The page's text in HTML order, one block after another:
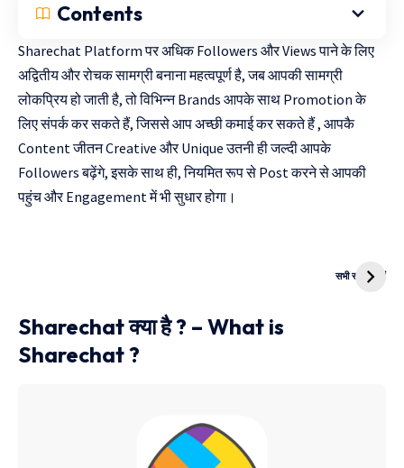
Contents
Sharechat Platform पर अधिक Followers और Views पाने के लिए
अद्वितीय और रोचक सामग्री बनाना महत्वपूर्ण है, जब आपकी सामग्री
लोकप्रिय हो जाती है, तो विभिन्न Brands आपके साथ Promotion के
लिए संपर्क कर सकते हैं, जिससे आप अच्छी कमाई कर सकते हैं , आपकै
Content जीतन Creative और Unique उतनी ही जल्दी आपके
Followers बढ़ेंगे, इसके साथ ही, नियमित रूप से Post करने से आपकी
पहुंच और Engagement में भी सुधार होगा।
सभी स्टोरी देखें
Kanya Vivah
Sharechat क्या है ? – What is
Sharechat ?